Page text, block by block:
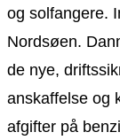
og solfangere.
Nordsøen.
de nye,
anskaffelse og
afgifter på